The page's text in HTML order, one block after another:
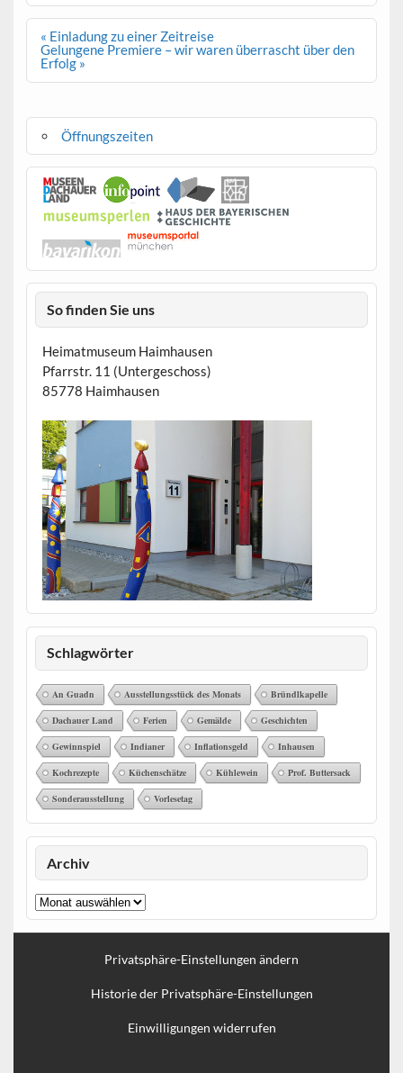
Beitragsnavigation
« Einladung zu einer Zeitreise
Gelungene Premiere – wir waren überrascht über den
Erfolg »
Öffnungszeiten
So finden Sie uns
Heimatmuseum Haimhausen
Pfarrstr. 11 (Untergeschoss)
85778 Haimhausen
Schlagwörter
An Guadn Ausstellungsstück des Monats Bründlkapelle
Dachauer Land Ferien Gemälde Geschichten
Gewinnspiel Indianer Inflationsgeld Inhausen
Kochrezepte Küchenschätze Kühlewein Prof. Buttersack
Sonderausstellung Vorlesetag
Archiv
Archiv
Privatsphäre-Einstellungen ändern
Historie der Privatsphäre-Einstellungen
Einwilligungen widerrufen